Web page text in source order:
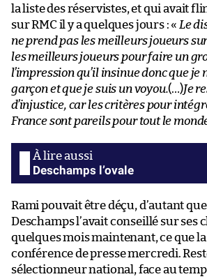
la liste des réservistes, et qui avait
sur RMC il y a quelques jours : « Le
ne prend pas les meilleurs joueurs
les meilleurs joueurs pour faire un
l’impression qu’il insinue donc que je
garçon et que je suis un voyou.(…)Je
d’injustice, car les critères pour
France sont pareils pour tout le
Deschamps l’ovale
Rami pouvait être déçu, d’autant
Deschamps l’avait conseillé sur ses
quelques mois maintenant, ce que la
conférence de presse mercredi.
sélectionneur national, face au